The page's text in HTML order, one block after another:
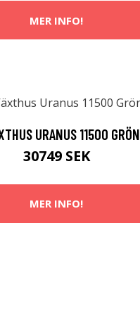
MER INFO!
URANUS 11500
30749 SEK
MER INFO!